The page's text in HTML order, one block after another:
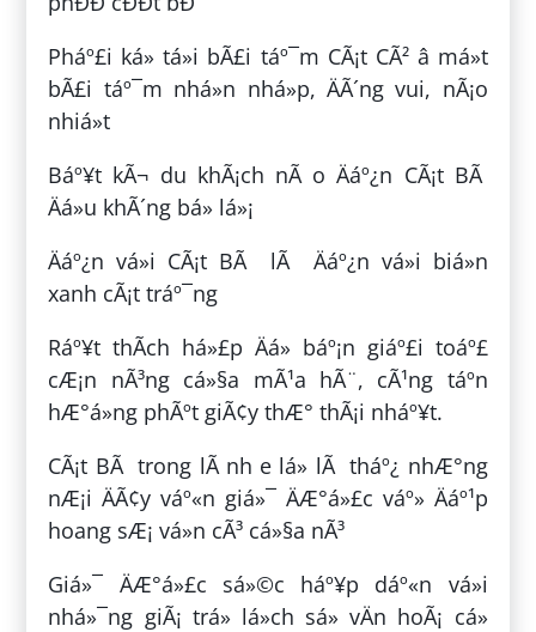
Pháº£i ká» tá»i bÃ£i táº¯m CÃ¡t CÃ² â má»t
bÃ£i táº¯m nhá»n nhá»p, ÄÃ´ng vui, nÃ¡o
nhiá»t
Báº¥t kÃ¬ du khÃ¡ch nÃ o Äáº¿n CÃ¡t BÃ
Äá»u khÃ´ng bá» lá»¡
Äáº¿n vá»i CÃ¡t BÃ lÃ Äáº¿n vá»i biá»n
xanh cÃ¡t tráº¯ng
Ráº¥t thÃ­ch há»£p Äá» báº¡n giáº£i toáº£
cÆ¡n nÃ³ng cá»§a mÃ¹a hÃ¨, cÃ¹ng táº­n
hÆ°á»ng phÃºt giÃ¢y thÆ° thÃ¡i nháº¥t.
CÃ¡t BÃ trong lÃ nh e lá» lÃ tháº¿ nhÆ°ng
nÆ¡i ÄÃ¢y váº«n giá»¯ ÄÆ°á»£c váº» Äáº¹p
hoang sÆ¡ vá»n cÃ³ cá»§a nÃ³
Giá»¯ ÄÆ°á»£c sá»©c háº¥p dáº«n vá»i
nhá»¯ng giÃ¡ trá» lá»ch sá»­ vÄn hoÃ¡ cá»